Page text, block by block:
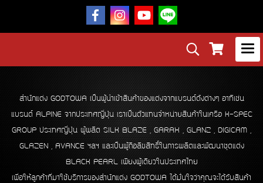
สำนักแต่ง GODTOWA เป็นผู้นำเข้าสินค้าของแต่งจากแบรนด์ดังต่างๆ อาทิเช่น
แบรนด์ ALPINE จากประเทศญี่ปุ่นเราเป็นตัวแทนจำหน่ายสินค้าในเครือ K-SPEC
GROUP ประเทศญี่ปุ่น ผู้ผลิต SILK BLAZE , GARAX , GLANZ , DIGICAM ,
GLAZEN , AVANCE ฯลฯ และเป็นผู้ถือลิขสิทธิ์ในการผลิตและพัฒนาชุดแต่ง
BLACK PEARL เพียงผู้เดียวในประเทศไทย
เพื่อให้ลูกค้าที่มาใช้บริการของสำนักแต่ง GODTOWA ได้มั่นใจว่าคุณจะได้รับสินค้า